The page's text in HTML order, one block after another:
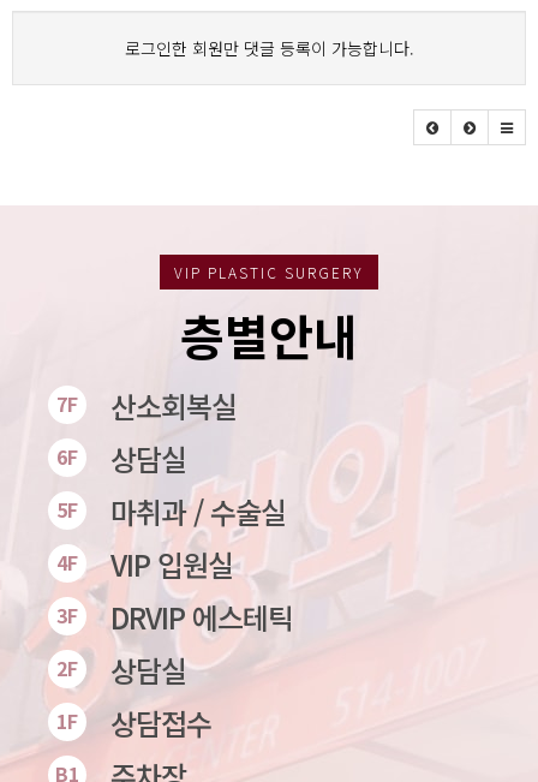
로그인한 회원만 댓글 등록이 가능합니다.
VIP PLASTIC SURGERY
층별안내
7F 산소회복실
6F 상담실
5F 마취과 / 수술실
4F VIP 입원실
3F DRVIP 에스테틱
2F 상담실
1F 상담접수
B1